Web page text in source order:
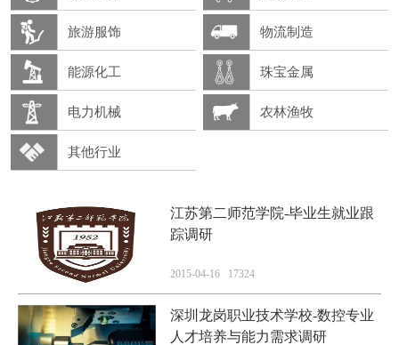
旅游服饰 物流制造
能源化工 珠宝金属
电力机械 农林渔牧
其他行业
江苏第二师范学院-毕业生就业跟
踪调研
2015-04-16 17324
深圳龙岗职业技术学校-数控专业
人才培养与能力需求调研